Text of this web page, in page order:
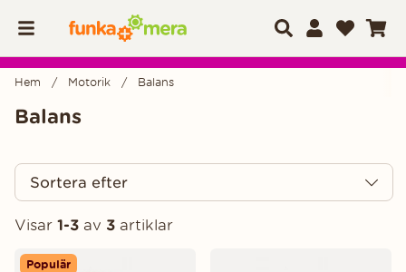
Hem Motorik Balans
Balans
Sortera efter
Visar 1-3 av 3 artiklar
Produkter
Populär